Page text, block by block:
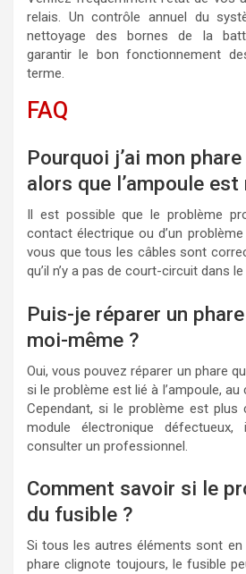
relais. Un contrôle annuel du
nettoyage des bornes de la
garantir le bon fonctionnement
terme.
FAQ
Pourquoi j’ai mon
alors que l’ampoule est
Il est possible que le problème
contact électrique ou d’un
vous que tous les câbles sont
qu’il n’y a pas de court-circuit dans
Puis-je réparer un
moi-même ?
Oui, vous pouvez réparer un phare
si le problème est lié à l’ampoule, au
Cependant, si le problème est plus
module électronique
consulter un professionnel.
Comment savoir si le
du fusible ?
Si tous les autres éléments sont
phare clignote toujours, le fusible